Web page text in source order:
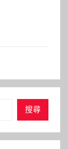
搜尋